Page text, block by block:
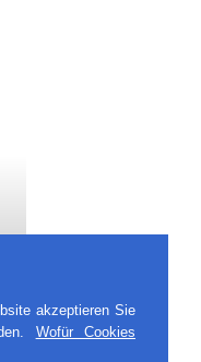
akzeptieren Sie
Wofür Cookies